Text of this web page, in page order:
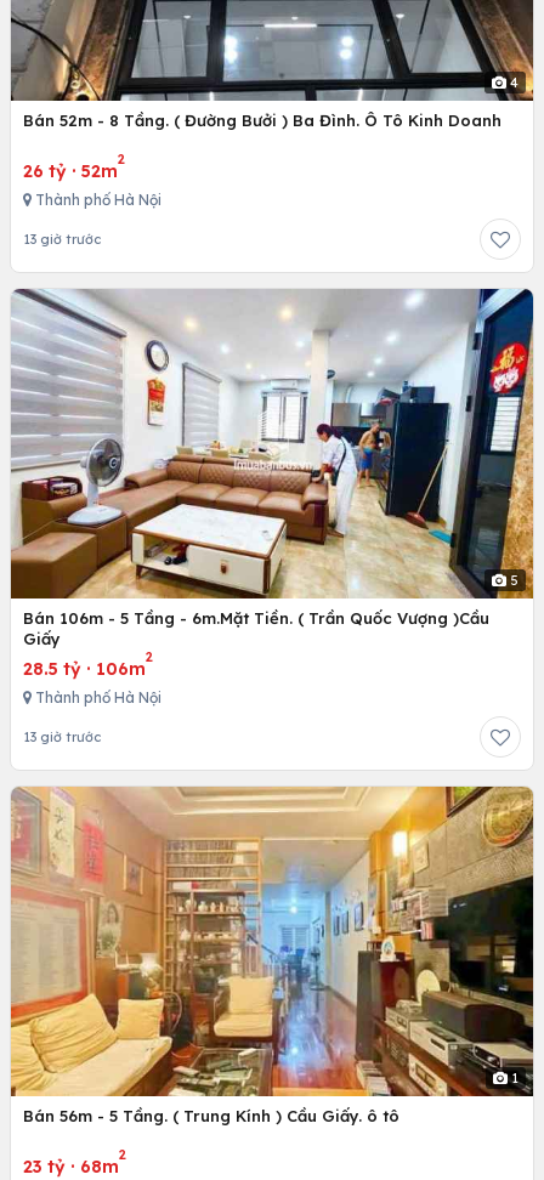
4
Bán 52m - 8 Tầng. ( Đường Bưởi ) Ba Đình. Ô Tô Kinh Doanh
26 tỷ · 52m
2
Thành phố Hà Nội
13 giờ trước
5
Bán 106m - 5 Tầng - 6m.Mặt Tiền. ( Trần Quốc Vượng )Cầu
Giấy
28.5 tỷ · 106m
2
Thành phố Hà Nội
13 giờ trước
1
Bán 56m - 5 Tầng. ( Trung Kính ) Cầu Giấy. ô tô
23 tỷ · 68m
2